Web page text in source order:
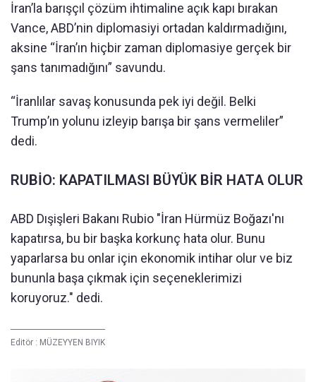
İran’la barışçıl çözüm ihtimaline açık kapı bırakan
Vance, ABD’nin diplomasiyi ortadan kaldırmadığını,
aksine “İran’ın hiçbir zaman diplomasiye gerçek bir
şans tanımadığını” savundu.
“İranlılar savaş konusunda pek iyi değil. Belki
Trump’ın yolunu izleyip barışa bir şans vermeliler”
dedi.
RUBİO: KAPATILMASI BÜYÜK BİR HATA OLUR
ABD Dışişleri Bakanı Rubio "İran Hürmüz Boğazı'nı
kapatırsa, bu bir başka korkunç hata olur. Bunu
yaparlarsa bu onlar için ekonomik intihar olur ve biz
bununla başa çıkmak için seçeneklerimizi
koruyoruz." dedi.
Editör : MÜZEYYEN BIYIK